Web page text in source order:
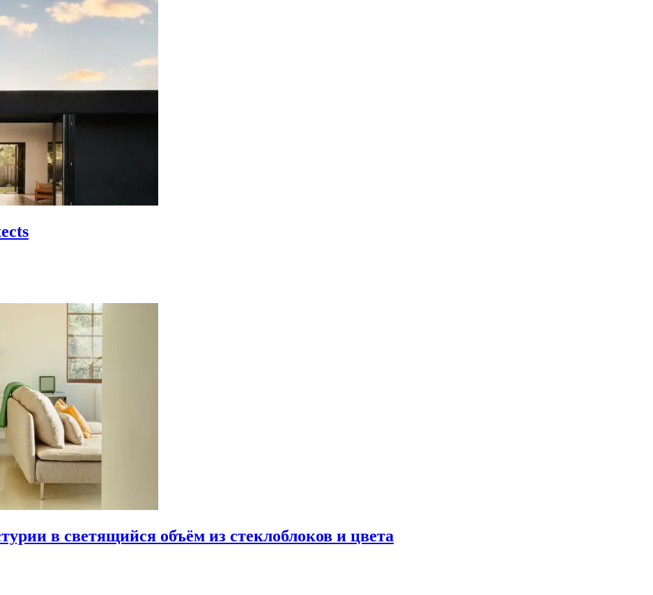
в светящийся объём из стеклоблоков и цвета